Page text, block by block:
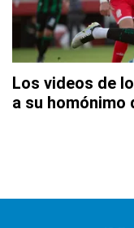
Los videos de
a su homónimo